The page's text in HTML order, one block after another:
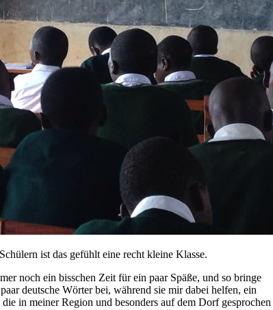
ist das gefühlt eine recht kleine Klasse.
noch ein bisschen Zeit für ein paar Späße, und so bringe
deutsche Wörter bei, während sie mir dabei helfen, ein
in meiner Region und besonders auf dem Dorf gesprochen